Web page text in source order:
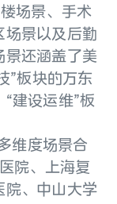
场景、手术
场景以及后勤
景还涵盖了美
”板块的万东
建设运维”板
维度场景合
院、上海复
院、中山大学